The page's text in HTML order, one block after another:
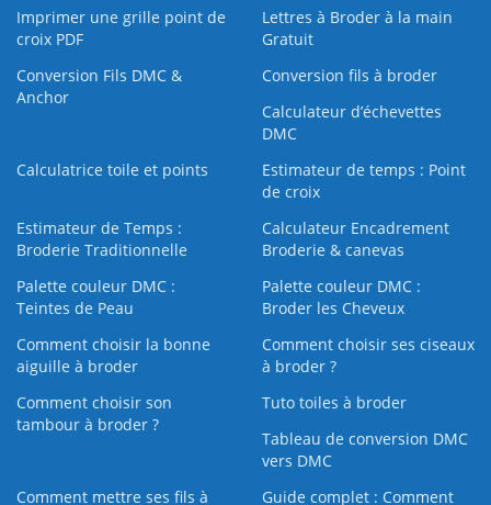
Imprimer une grille point de
croix PDF
Lettres à Broder à la main
Gratuit
Conversion Fils DMC &
Anchor
Conversion fils à broder
Calculateur d’échevettes
DMC
Calculatrice toile et points
Estimateur de temps : Point
de croix
Estimateur de Temps :
Broderie Traditionnelle
Calculateur Encadrement
Broderie & canevas
Palette couleur DMC :
Teintes de Peau
Palette couleur DMC :
Broder les Cheveux
Comment choisir la bonne
aiguille à broder
Comment choisir ses ciseaux
à broder ?
Comment choisir son
tambour à broder ?
Tuto toiles à broder
Tableau de conversion DMC
vers DMC
Comment mettre ses fils à
Guide complet : Comment